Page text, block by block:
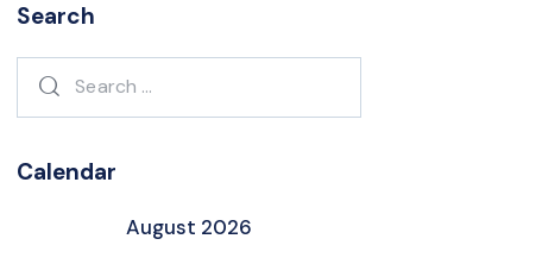
Search
Search
Calendar
August 2026